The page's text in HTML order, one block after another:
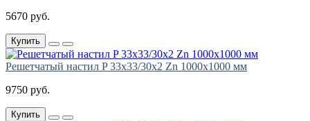
5670 руб.
Купить
Решетчатый настил P 33х33/30х2 Zn 1000х1000 мм
9750 руб.
Купить